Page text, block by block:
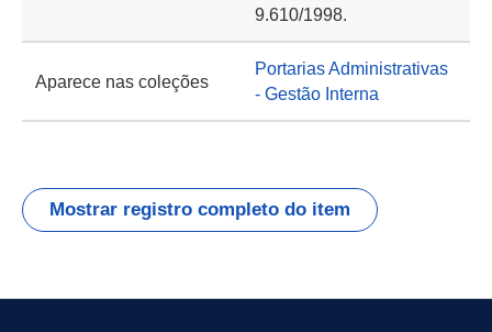
9.610/1998.
Aparece nas coleções
Portarias Administrativas
- Gestão Interna
Mostrar registro completo do item